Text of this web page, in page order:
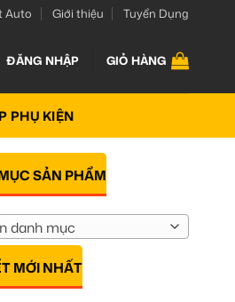
Auto Giới thiệu Tuyển Dụng
ĐĂNG NHẬP GIỎ HÀNG
PHỤ KIỆN
SẢN PHẨM
danh mục
MỚI NHẤT